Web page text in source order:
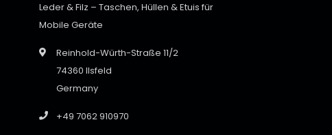
Leder & Filz – Taschen, Hüllen & Etuis für
Mobile Geräte
Reinhold-Würth-Straße 11/2
74360 Ilsfeld
Germany
+49 7062 910970